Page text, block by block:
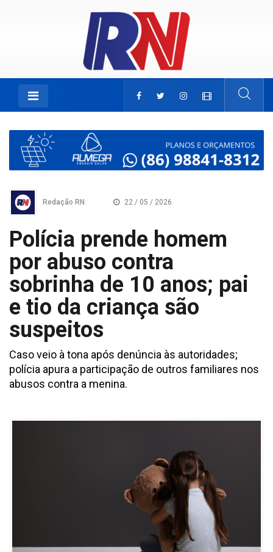
Redação RN 22 / 05 / 2026
Polícia prende homem
por abuso contra
sobrinha de 10 anos; pai
e tio da criança são
suspeitos
Caso veio à tona após denúncia às autoridades;
polícia apura a participação de outros familiares nos
abusos contra a menina.